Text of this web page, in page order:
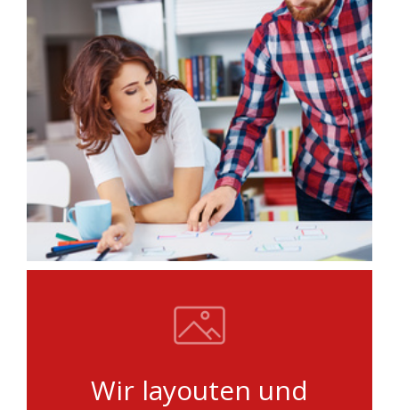
Wir layouten und